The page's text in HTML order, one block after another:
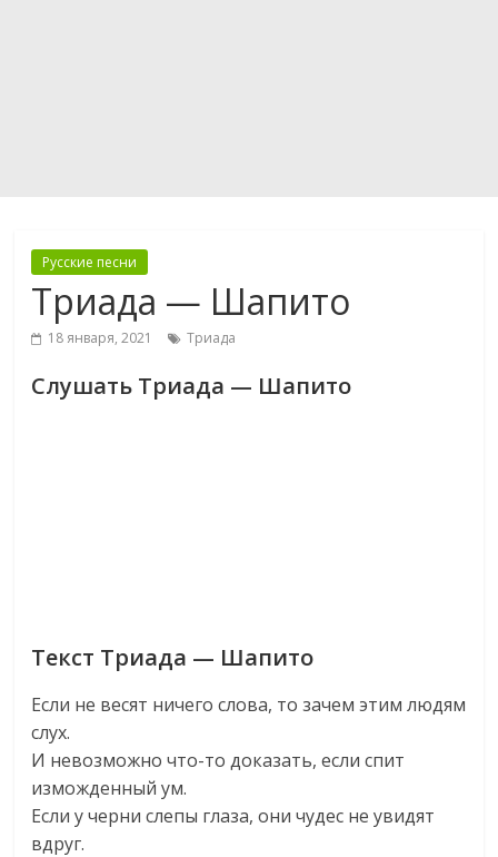
Русские песни
Триада — Шапито
18 января, 2021 Триада
Слушать Триада — Шапито
Текст Триада — Шапито
Если не весят ничего слова, то зачем этим людям
слух.
И невозможно что-то доказать, если спит
изможденный ум.
Если у черни слепы глаза, они чудес не увидят
вдруг.